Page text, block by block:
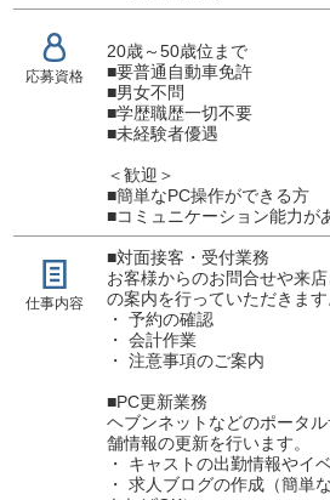
応募資格
20歳～50歳位まで
■要普通自動車免許
■男女不問
■学歴職歴一切不要
■未経験者優遇
＜歓迎＞
■簡単なPC操作ができる方
■コミュニケーション能力が
仕事内容
■対面接客・受付業務
お客様からのお問合せや来
の案内を行っていただきます
・ 予約の確認
・ 会計作業
・ 注意事項のご案内
■PC更新業務
ヘブンネットなどのポータ
舗情報の更新を行います。
・ キャストの出勤情報やイ
・ 求人ブログの作成（簡単